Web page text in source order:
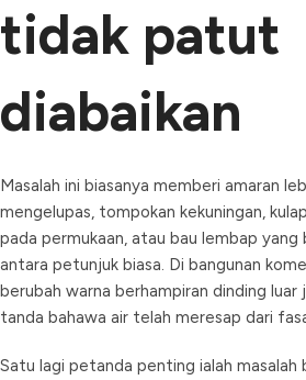
tidak patut
diabaikan
Masalah ini biasanya memberi amaran
mengelupas, tompokan kekuningan,
pada permukaan, atau bau lembap yang
antara petunjuk biasa. Di bangunan
berubah warna berhampiran dinding luar
tanda bahawa air telah meresap dari
Satu lagi petanda penting ialah masalah